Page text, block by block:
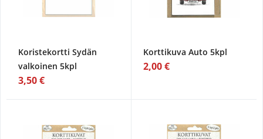
Koristekortti Sydän
valkoinen 5kpl
3,50 €
Korttikuva Auto 5kpl
2,00 €